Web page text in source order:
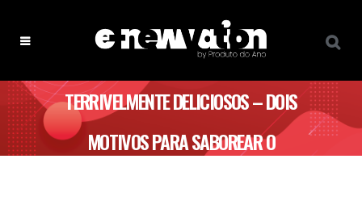
TERRIVELMENTE DELICIOSOS – DOIS
MOTIVOS PARA SABOREAR O